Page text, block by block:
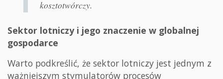
kosztotwórczy.
Sektor lotniczy i jego znaczenie w globalnej
gospodarce
Warto podkreślić, że sektor lotniczy jest jednym z
ważniejszym stymulatorów procesów